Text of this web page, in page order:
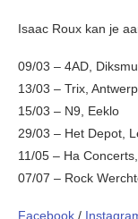
Isaac Roux kan je
09/03 – 4AD,
13/03 – Trix,
15/03 – N9, Eeklo
29/03 – Het Depot,
11/05 – Ha
07/07 – Rock
Facebook /